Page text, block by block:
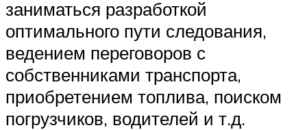
заниматься разработкой
оптимального пути следования,
ведением переговоров с
собственниками транспорта,
приобретением топлива, поиском
погрузчиков, водителей и т.д.